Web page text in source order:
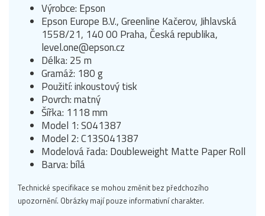
Výrobce: Epson
Epson Europe B.V., Greenline Kačerov, Jihlavská
1558/21, 140 00 Praha, Česká republika,
level.one@epson.cz
Délka: 25 m
Gramáž: 180 g
Použití: inkoustový tisk
Povrch: matný
Šířka: 1118 mm
Model 1: S041387
Model 2: C13S041387
Modelová řada: Doubleweight Matte Paper Roll
Barva: bílá
Technické specifikace se mohou změnit bez předchozího
upozornění. Obrázky mají pouze informativní charakter.